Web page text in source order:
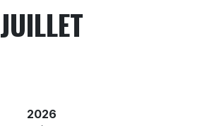
JUILLET
2026